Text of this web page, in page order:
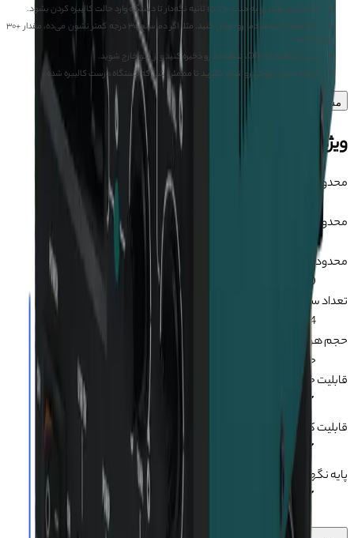
دکمه پاور هیتر رو به مدت ۱۰ تا ۱۵ ثانیه نگه‌دار تا دستگاه وارد حالت کالیبره کردن بشود.
حالا مقدار اختلاف دما رو اعمال کنید. مثلاً اگر دماسنج ۳۰ درجه کمتر نشون می‌ده، مقدار +۳۰
رو وارد کنید.
پس از تنظیم Offset، تنظیمات رو ذخیره کنید و از منو خارج شوید.
دوباره دمای خروجی رو اندازه بگیرید تا مطمئن شی که دستگاه درست کالیبره شده.
مشاهده بیشتر
ویژگی‌های محصول
محدوده دمایی هیتر
محدوده دمایی هویه
محدوده جریان باد
20 تا 100
تعداد سرنازل معمولی
4 عدد
حجم هوای خروجی
حدود 120 لیتر در دقیقه
قابلیت خواب خودکار
قابلیت کالیبراسیون
دارد
پایه نگهدارنده
دارد